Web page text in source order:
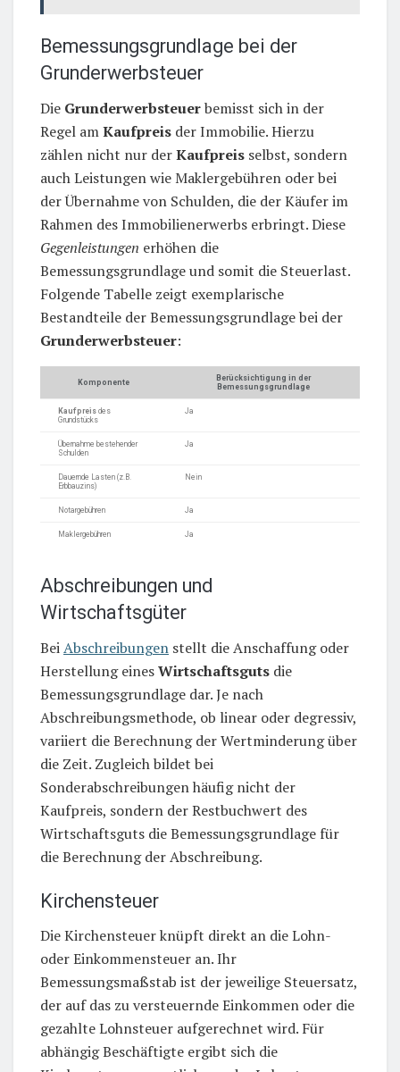
Bemessungsgrundlage bei der
Grunderwerbsteuer
Die Grunderwerbsteuerbemisst sich in der
Regel amKaufpreis der Immobilie. Hierzu
zählen nicht nur derKaufpreis selbst, sondern
auch Leistungen wie Maklergebühren oder bei
der Übernahme von Schulden, die der Käufer im
Rahmen des Immobilienerwerbs erbringt. Diese
Gegenleistungen erhöhen die
Bemessungsgrundlage und somit die Steuerlast.
Folgende Tabelle zeigt exemplarische
Bestandteile der Bemessungsgrundlage bei der
Grunderwerbsteuer:
Komponente
Berücksichtigung in der
Bemessungsgrundlage
Kaufpreis des
Grundstücks
Ja
Übernahme bestehender
Schulden
Ja
Dauernde Lasten (z.B.
Erbbauzins)
Nein
Notargebühren Ja
Maklergebühren Ja
Abschreibungen und
Wirtschaftsgüter
BeiAbschreibungen stellt die Anschaffung oder
Herstellung einesWirtschaftsguts die
Bemessungsgrundlage dar. Je nach
Abschreibungsmethode, ob linear oder degressiv,
variiert die Berechnung der Wertminderung über
die Zeit. Zugleich bildet bei
Sonderabschreibungen häufig nicht der
Kaufpreis, sondern der Restbuchwert des
Wirtschaftsguts die Bemessungsgrundlage für
die Berechnung der Abschreibung.
Kirchensteuer
Die Kirchensteuer knüpft direkt an die Lohn-
oder Einkommensteuer an. Ihr
Bemessungsmaßstab ist der jeweilige Steuersatz,
der auf das zu versteuernde Einkommen oder die
gezahlte Lohnsteuer aufgerechnet wird. Für
abhängig Beschäftigte ergibt sich die